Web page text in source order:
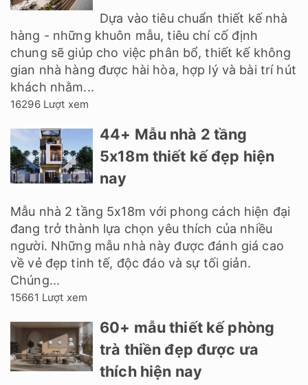
Dựa vào tiêu chuẩn thiết kế nhà
hàng - những khuôn mẫu, tiêu chí cố định
chung sẽ giúp cho việc phân bổ, thiết kế không
gian nhà hàng được hài hòa, hợp lý và bài trí hút
khách nhằm...
16296 Lượt xem
44+ Mẫu nhà 2 tầng
5x18m thiết kế đẹp hiện
nay
Mẫu nhà 2 tầng 5x18m với phong cách hiện đại
đang trở thành lựa chọn yêu thích của nhiều
người. Những mẫu nhà này được đánh giá cao
về vẻ đẹp tinh tế, độc đáo và sự tối giản.
Chúng...
15661 Lượt xem
60+ mẫu thiết kế phòng
trà thiền đẹp được ưa
thích hiện nay